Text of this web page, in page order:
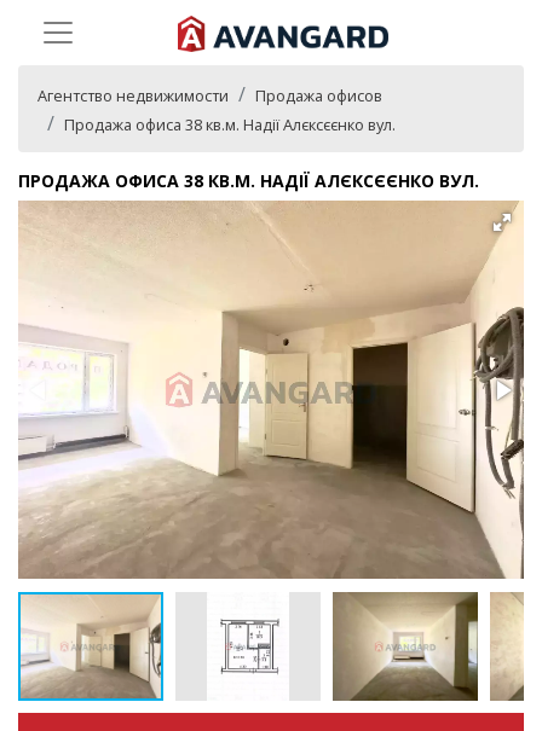
Агентство недвижимости
Продажа офисов
Продажа офиса 38 кв.м. Надії Алєксєєнко вул.
ПРОДАЖА ОФИСА 38 КВ.М. НАДІЇ АЛЄКСЄЄНКО ВУЛ.